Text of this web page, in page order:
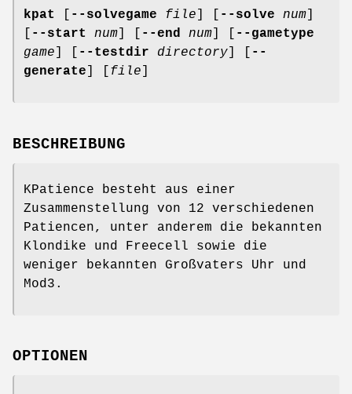
kpat --solvegame file --solve num
--start num --end num
--gametype
game
--testdir directory
--
generate
file
BESCHREIBUNG
KPatience besteht aus einer
Zusammenstellung von 12 verschiedenen
Patiencen, unter anderem die bekannten
Klondike und Freecell sowie die
weniger bekannten Großvaters Uhr und
Mod3.
OPTIONEN